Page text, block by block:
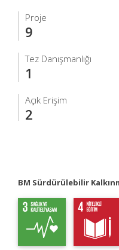
Proje
9
Tez Danışmanlığı
1
Açık Erişim
2
BM Sürdürülebilir